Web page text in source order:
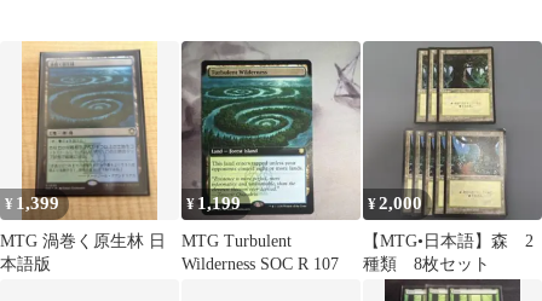
¥ 1,399
MTG 渦巻く原生林 日
本語版
¥1,199
MTG Turbulent
Wilderness SOC R 107
¥2,000
【MTG•日本語】森 2
種類 8枚セット